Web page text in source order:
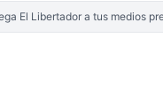
El Libertador a tus medios